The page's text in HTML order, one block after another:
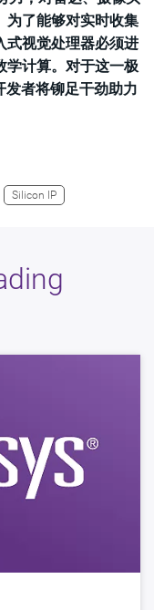
为了能够对实时收集
式视觉处理器必须进
学计算。对于这一极
者将铆足干劲助力
Silicon IP